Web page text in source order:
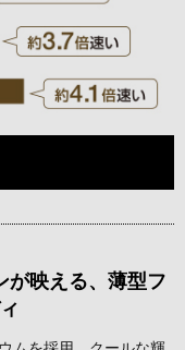
が映える、薄型フ